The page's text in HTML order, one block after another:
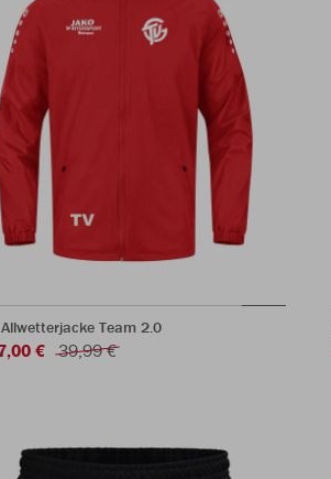
Allwetterjacke Team 2.0
€ 39,99 €